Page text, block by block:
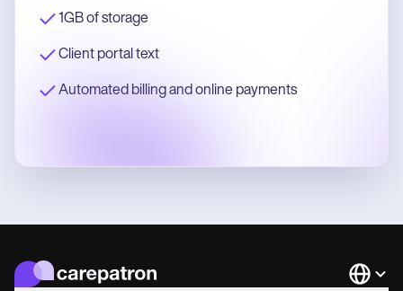
1GB of storage
Client portal text
Automated billing and online payments